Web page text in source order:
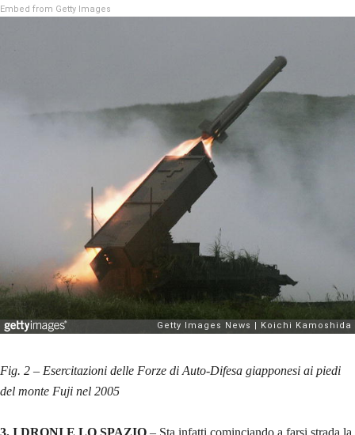
Embed from Getty Images
Fig. 2 – Esercitazioni delle Forze di Auto-Difesa giapponesi ai piedi
del monte Fuji nel 2005
3. I DRONI E LO SPAZIO – Sta infatti cominciando a farsi strada la